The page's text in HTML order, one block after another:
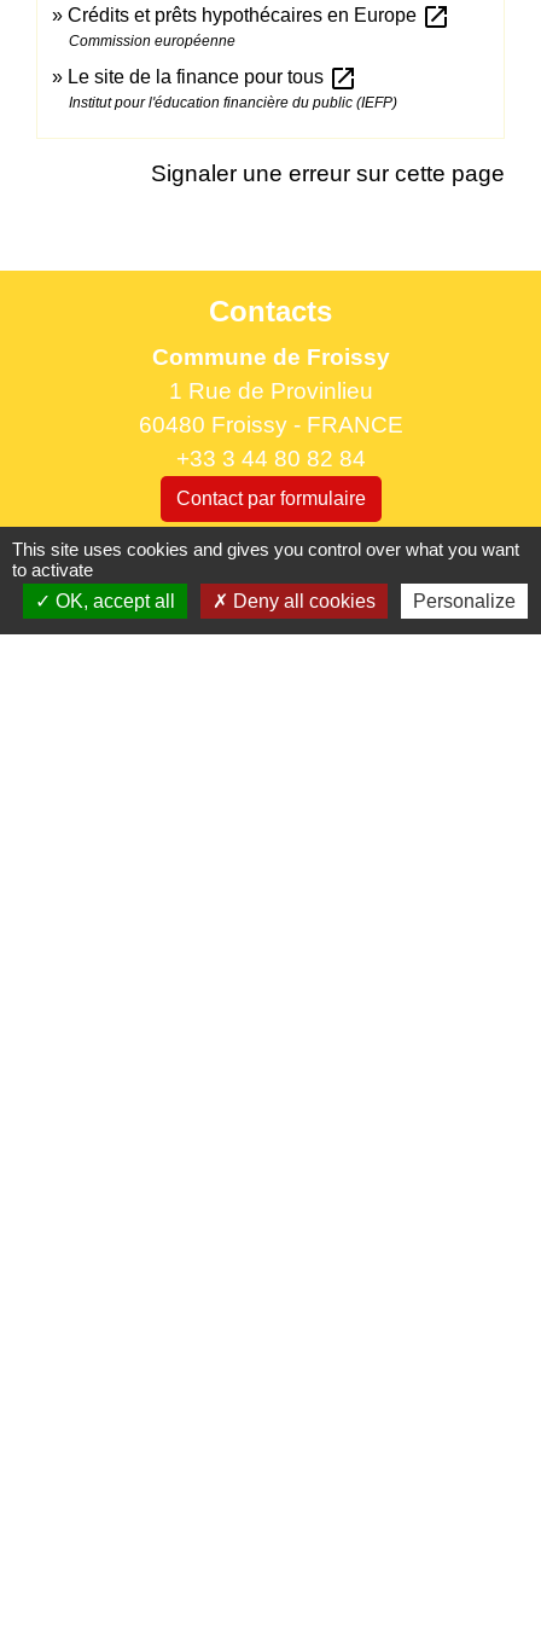
Crédits et prêts hypothécaires en Europe open_in_new
Commission européenne
Le site de la finance pour tous open_in_new
Institut pour l'éducation financière du public (IEFP)
Signaler une erreur sur cette page
Contacts
Commune de Froissy
1 Rue de Provinlieu
60480 Froissy - FRANCE
+33 3 44 80 82 84
Contact par formulaire
Horaires d'ouverture au public
le lundi 9h à 12h30 et de 13h30 à 17h.
le mercredi 9h à 12h30
This site uses cookies and gives you control over what you want
to activate
OK, accept all
Deny all cookies Personalize